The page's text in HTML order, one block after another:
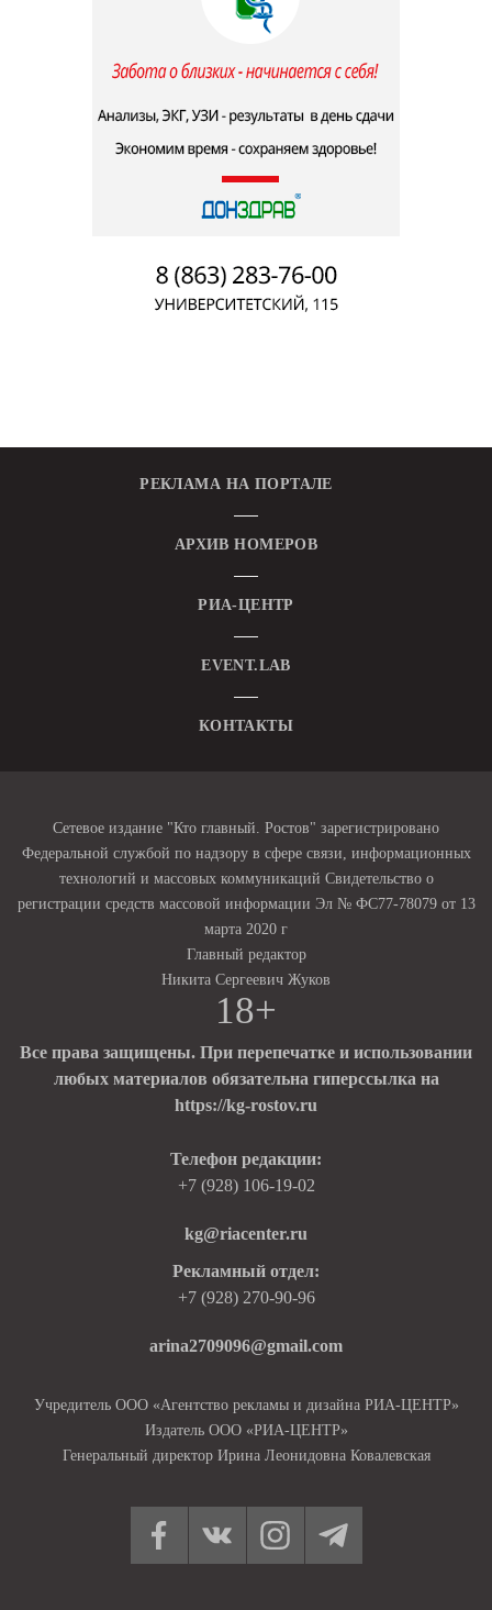
РЕКЛАМА НА ПОРТАЛЕ
АРХИВ НОМЕРОВ
РИА-ЦЕНТР
EVENT.LAB
КОНТАКТЫ
Сетевое издание "Кто главный. Ростов" зарегистрировано
Федеральной службой по надзору в сфере связи, информационных
технологий и массовых коммуникаций Свидетельство о
регистрации средств массовой информации Эл № ФС77-78079 от 13
марта 2020 г
Главный редактор
Никита Сергеевич Жуков
18+
Все права защищены. При перепечатке и использовании
любых материалов обязательна гиперссылка на
https://kg-rostov.ru
Телефон редакции:
+7 (928) 106-19-02
kg@riacenter.ru
Рекламный отдел:
+7 (928) 270-90-96
arina2709096@gmail.com
Учредитель ООО «Агентство рекламы и дизайна РИА-ЦЕНТР»
Издатель ООО «РИА-ЦЕНТР»
Генеральный директор Ирина Леонидовна Ковалевская